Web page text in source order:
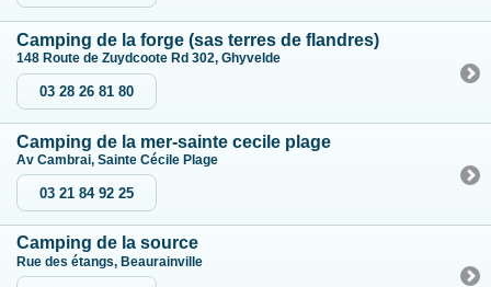
Camping de la forge (sas terres de flandres)
148 Route de Zuydcoote Rd 302, Ghyvelde
03 28 26 81 80
Camping de la mer-sainte cecile plage
Av Cambrai, Sainte Cécile Plage
03 21 84 92 25
Camping de la source
Rue des étangs, Beaurainville